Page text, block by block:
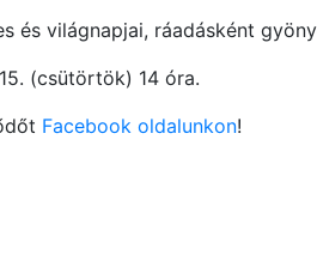
és világnapjai, ráadásként
(csütörtök) 14 óra.
Facebook oldalunkon!